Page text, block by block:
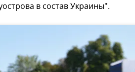
в состав Украины".